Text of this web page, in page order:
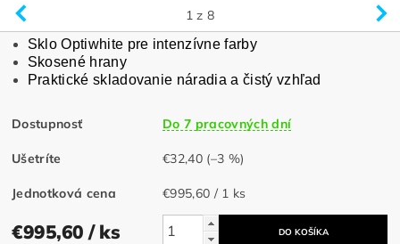
1 z 8
Sklo Optiwhite pre intenzívne farby
Skosené hrany
Praktické skladovanie náradia a čistý vzhľad
Dostupnosť Do 7 pracovných dní
Ušetríte €32,40 (–3 %)
Jednotková cena €995,60 / 1 ks
€995,60/ ks